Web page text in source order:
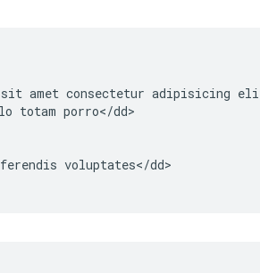
amet consectetur adipisicing
totam porro</dd>
voluptates</dd>